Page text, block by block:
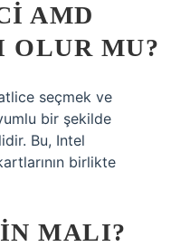
AMD
OLUR MU?
seçmek ve
bir şekilde
Bu, Intel
birlikte
MALI?